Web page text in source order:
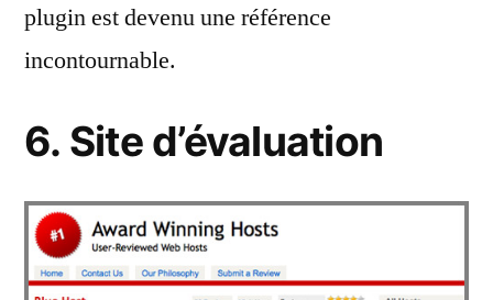
plugin est devenu une référence
incontournable.
6. Site d’évaluation